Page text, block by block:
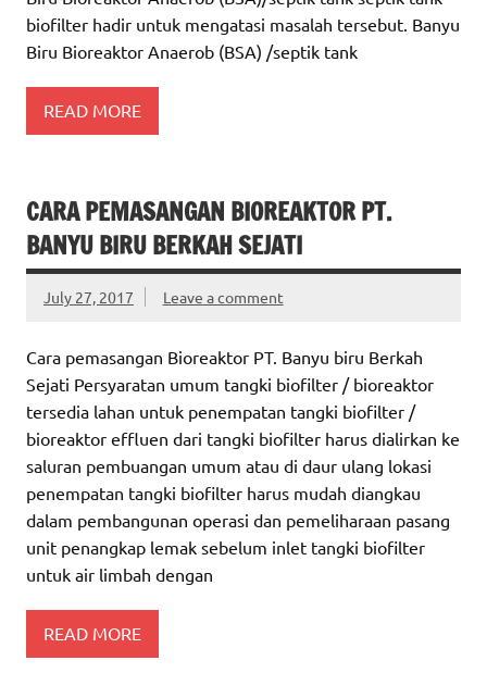
biofilter hadir untuk mengatasi masalah tersebut. Banyu
Biru Bioreaktor Anaerob (BSA) /septik tank
READ MORE
CARA PEMASANGAN BIOREAKTOR PT.
BANYU BIRU BERKAH SEJATI
July 27, 2017 Leave a comment
Cara pemasangan Bioreaktor PT. Banyu biru Berkah
Sejati Persyaratan umum tangki biofilter / bioreaktor
tersedia lahan untuk penempatan tangki biofilter /
bioreaktor effluen dari tangki biofilter harus dialirkan ke
saluran pembuangan umum atau di daur ulang lokasi
penempatan tangki biofilter harus mudah diangkau
dalam pembangunan operasi dan pemeliharaan pasang
unit penangkap lemak sebelum inlet tangki biofilter
untuk air limbah dengan
READ MORE